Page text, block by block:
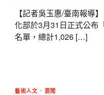
【記者吳玉惠/臺南報
化部於3月31日正式公布
名單，總計1,026 […]
藝術人文 要聞